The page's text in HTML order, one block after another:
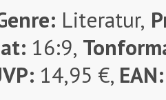
Literatur,
16:9,
14,95 €,